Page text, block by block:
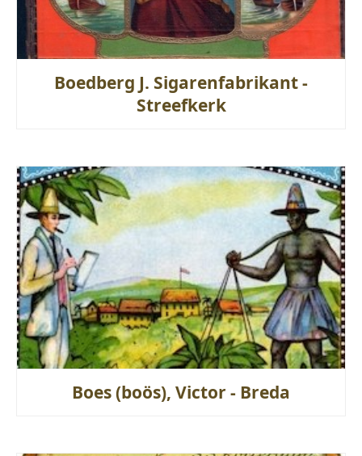
Boedberg J. Sigarenfabrikant -
Streefkerk
Boes (boös), Victor - Breda